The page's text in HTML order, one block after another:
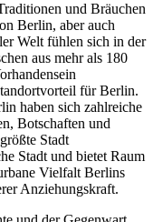
und Bräuchen
Berlin, aber auch
Welt fühlen sich in der
aus mehr als 180
für Berlin.
haben sich zahlreiche
Botschaften und
Stadt
Stadt und bietet Raum
Vielfalt Berlins
Anziehungskraft.